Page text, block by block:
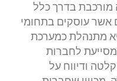
מורכבת בדרך כלל
אשר עוסקים בתחומי
מתנהלת כמערכת
לחברות
ודיווח על